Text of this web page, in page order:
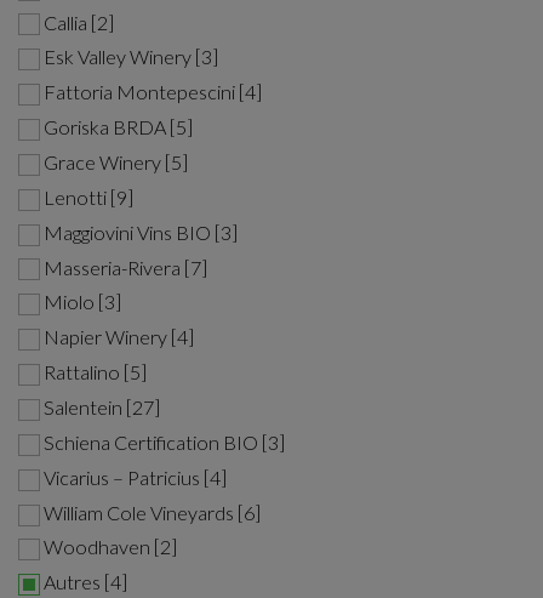
Callia [2]
Esk Valley Winery [3]
Fattoria Montepescini [4]
Goriska BRDA [5]
Grace Winery [5]
Lenotti [9]
Maggiovini Vins BIO [3]
Masseria-Rivera [7]
Miolo [3]
Napier Winery [4]
Rattalino [5]
Salentein [27]
Schiena Certification BIO [3]
Vicarius – Patricius [4]
William Cole Vineyards [6]
Woodhaven [2]
Autres [4]